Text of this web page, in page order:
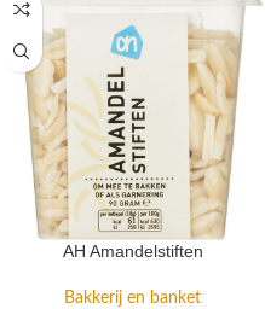
AH Amandelstiften
Bakkerij en banket